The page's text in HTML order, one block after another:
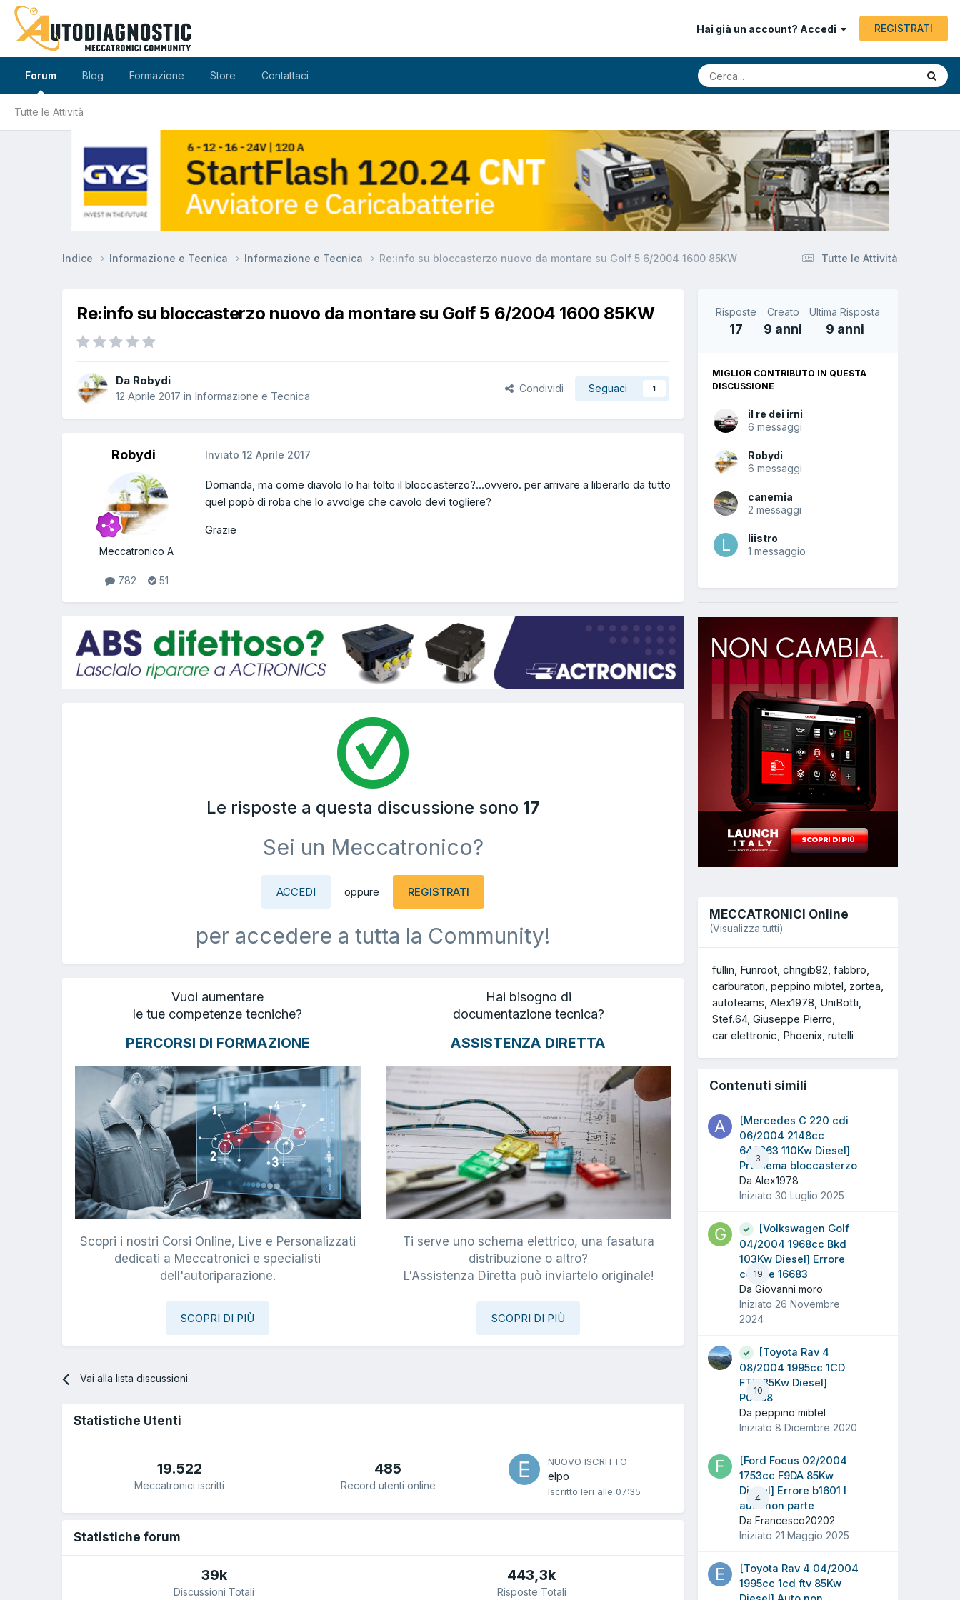
Hai già un account? Accedi REGISTRATI
Forum
Tutte le Attività
Blog Formazione Store Contattaci
Tutte le Attività
Indice Informazione e Tecnica Informazione e Tecnica Re:info su bloccasterzo nuovo da montare su Golf 5 6/2004 1600 85KW
Re:info su bloccasterzo nuovo da montare su Golf 5 6/2004 1600 85KW
Da Robydi
12 Aprile 2017 in Informazione e Tecnica
Condividi Seguaci 1
Robydi
Meccatronico A
782 51
Inviato 12 Aprile 2017
Domanda, ma come diavolo lo hai tolto il bloccasterzo?...ovvero. per arrivare a liberarlo da tutto
quel popò di roba che lo avvolge che cavolo devi togliere?
Grazie
Le risposte a questa discussione sono 17
Sei un Meccatronico?
ACCEDI oppure REGISTRATI
per accedere a tutta la Community!
Vuoi aumentare
le tue competenze tecniche?
PERCORSI DI FORMAZIONE
Scopri i nostri Corsi Online, Live e Personalizzati
dedicati a Meccatronici e specialisti
dell'autoriparazione.
SCOPRI DI PIÙ
Hai bisogno di
documentazione tecnica?
ASSISTENZA DIRETTA
Ti serve uno schema elettrico, una fasatura
distribuzione o altro?
L'Assistenza Diretta può inviartelo originale!
SCOPRI DI PIÙ
Vai alla lista discussioni
Statistiche Utenti
19.522
Meccatronici iscritti
485
Record utenti online
NUOVO ISCRITTO
elpo
Iscritto Ieri alle 07:35
Statistiche forum
39k
Discussioni Totali
443,3k
Risposte Totali
Risposte
17
Creato
9 anni
Ultima Risposta
9 anni
MIGLIOR CONTRIBUTO IN QUESTA
DISCUSSIONE
il re dei irni
6 messaggi
Robydi
6 messaggi
canemia
2 messaggi
liistro
1 messaggio
MECCATRONICI Online
(Visualizza tutti)
fullin Funroot chrigib92 fabbro
carburatori peppino mibtel zortea
autoteams Alex1978 UniBotti
Stef.64 Giuseppe Pierro
car elettronic Phoenix rutelli
Contenuti simili
3
[Mercedes C 220 cdi
06/2004 2148cc
646963 110Kw Diesel]
Problema bloccasterzo
Da Alex1978
Iniziato 30 Luglio 2025
19
[Volkswagen Golf
04/2004 1968cc Bkd
103Kw Diesel] Errore
codice 16683
Da Giovanni moro
Iniziato 26 Novembre
2024
10
[Toyota Rav 4
08/2004 1995cc 1CD
FTV 85Kw Diesel]
P0488
Da peppino mibtel
Iniziato 8 Dicembre 2020
4
[Ford Focus 02/2004
1753cc F9DA 85Kw
Diesel] Errore b1601 l
auto non parte
Da Francesco20202
Iniziato 21 Maggio 2025
[Toyota Rav 4 04/2004
1995cc 1cd ftv 85Kw